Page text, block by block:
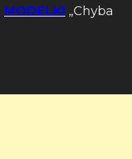
MODELKI „Chyba